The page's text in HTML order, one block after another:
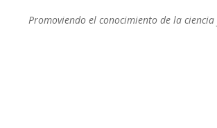
Promoviendo el conocimiento de la